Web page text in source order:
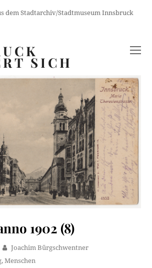
dem Stadtarchiv/Stadtmuseum Innsbruck
SICH
1902 (8)
Joachim Bürgschwentner
,Menschen